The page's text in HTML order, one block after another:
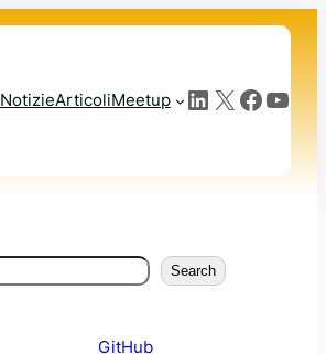
NotizieArticoliMeetup LinkedIn X Facebook YouTube
Search
GitHub